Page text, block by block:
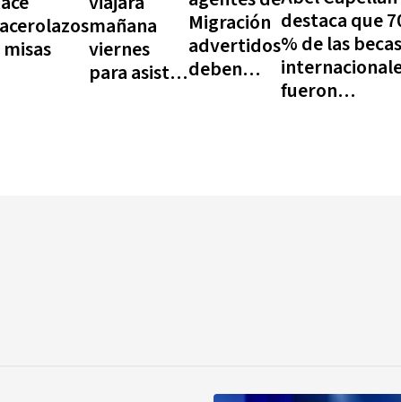
mañana
viernes
para asistir
Migración
advertidos
deben
destaca que
% de las becas
fueron